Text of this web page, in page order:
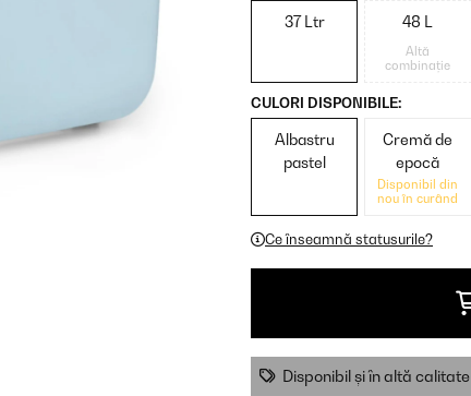
37 Ltr 48 L
Altă
combinație
CULORI DISPONIBILE:
Albastru
pastel
Cremă de
epocă
Disponibil din
nou în curând
Ce înseamnă statusurile?
Disponibil și în altă calitate